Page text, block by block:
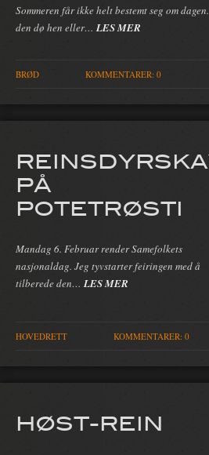
Sommeren får ikke helt bestemt seg om
den dø hen eller… LES MER
BRØD KOMMENTARER: 0
PÅ
POTETRØSTI
Mandag 6. Februar render Samefolkets
nasjonaldag. Jeg tyvstarter feiringen med å
tilberede den… LES MER
HOVEDRETT KOMMENTARER: 0
HØST-REIN